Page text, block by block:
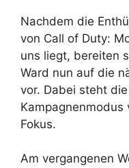
Nachdem die
von Call of Duty:
uns liegt, bereiten
Ward nun auf die
vor. Dabei steht
Kampagnenmodus
Fokus.
Am vergangenen